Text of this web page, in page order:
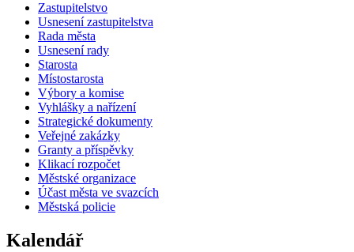
Zastupitelstvo
Usnesení zastupitelstva
Rada města
Usnesení rady
Starosta
Místostarosta
Výbory a komise
Vyhlášky a nařízení
Strategické dokumenty
Veřejné zakázky
Granty a příspěvky
Klikací rozpočet
Městské organizace
Účast města ve svazcích
Městská policie
Kalendář